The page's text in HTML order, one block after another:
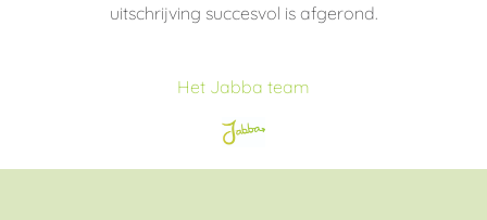
uitschrijving succesvol is afgerond.
Het Jabba team